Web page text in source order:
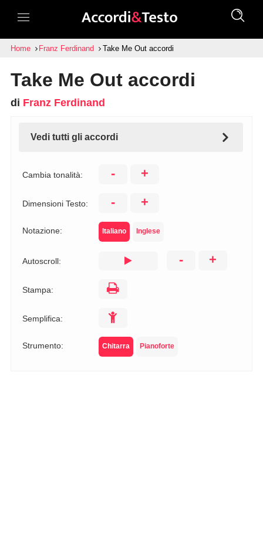
Home Franz Ferdinand Take Me Out accordi
Take Me Out accordi
di Franz Ferdinand
Vedi tutti gli accordi
Cambia tonalità: - +
Dimensioni Testo: - +
Notazione: Italiano Inglese
Autoscroll: - +
Stampa:
Semplifica:
Strumento: Chitarra Pianoforte